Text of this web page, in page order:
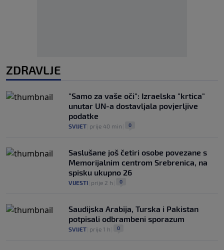
ZDRAVLJE
"Samo za vaše oči": Izraelska "krtica"
unutar UN-a dostavljala povjerljive
podatke
SVIJET prije 40 min 0
Saslušane još četiri osobe povezane s
Memorijalnim centrom Srebrenica, na
spisku ukupno 26
VIJESTI prije 2 h 0
Saudijska Arabija, Turska i Pakistan
potpisali odbrambeni sporazum
SVIJET prije 1 h 0